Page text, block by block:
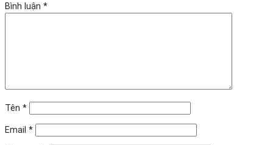
Bình luận *
Tên *
Email *